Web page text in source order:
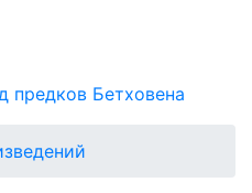
предков Бетховена